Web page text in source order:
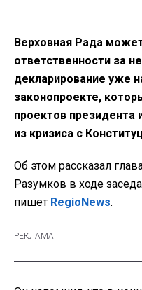
Фото: УНИАН
Верховная Рада
ответственности за
законопроекте,